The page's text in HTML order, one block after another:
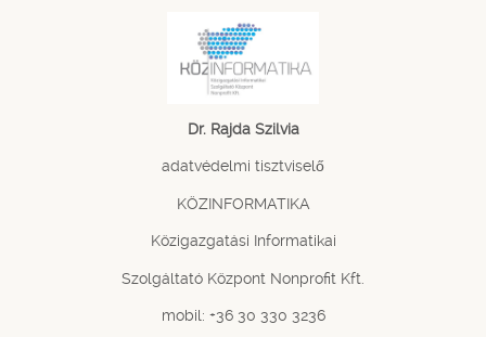
Dr. Rajda Szilvia
adatvédelmi tisztviselő
KÖZINFORMATIKA
Közigazgatási Informatikai
Szolgáltató Központ Nonprofit Kft.
mobil: +36 30 330 3236